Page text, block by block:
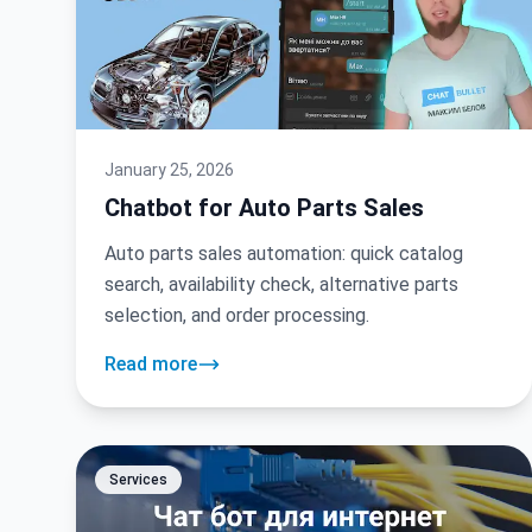
January 25, 2026
Chatbot for Auto Parts Sales
Auto parts sales automation: quick catalog
search, availability check, alternative parts
selection, and order processing.
Read more
Services